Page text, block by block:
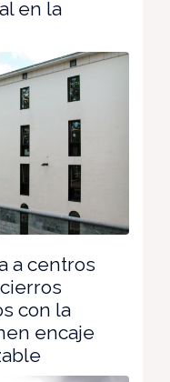
en la
a centros
con la
encaje